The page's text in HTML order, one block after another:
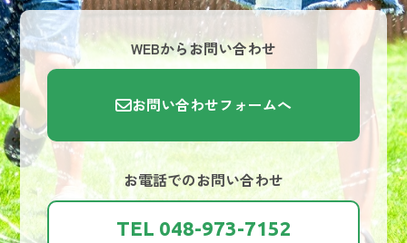
WEBからお問い合わせ
お問い合わせフォームへ
お電話でのお問い合わせ
TEL 048-973-7152